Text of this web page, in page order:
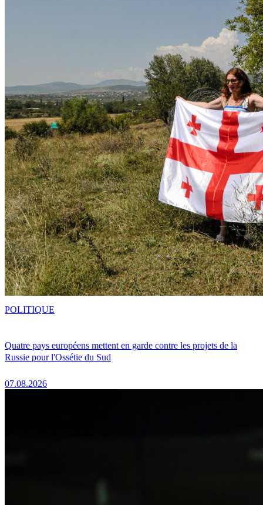
Quatre pays européens mettent en garde contre les projets de la
Russie pour l'Ossétie du Sud
07.08.2026
POLITIQUE